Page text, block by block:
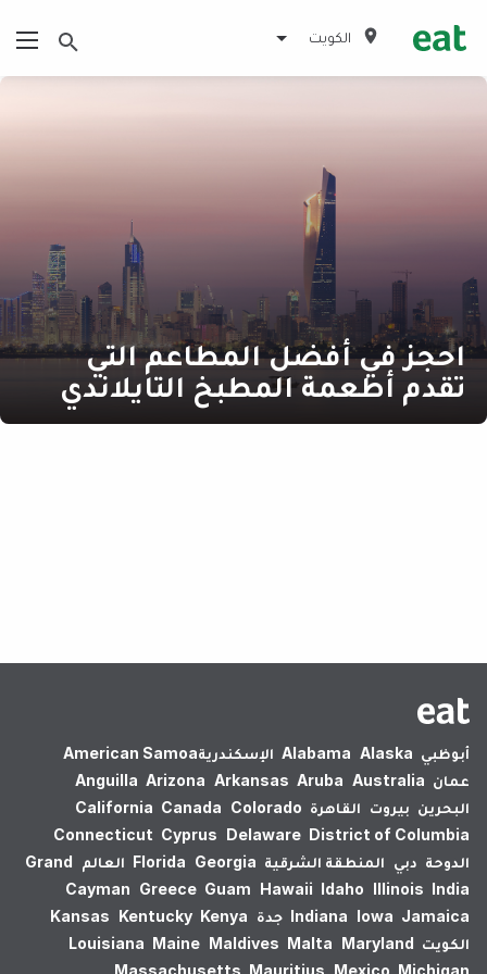
الكويت
احجز في أفضل المطاعم التي
تقدم أطعمة المطبخ التايلاندي
أبوظبي Alabama Alaska الإسكندرية‎American Samoa
عمان
Anguilla Arizona Arkansas Aruba Australia
البحرين بيروت القاهرة California Canada Colorado
Connecticut Cyprus Delaware District of Columbia
الدوحة دبي المنطقة الشرقية Florida Georgia العالم
Grand
Cayman Greece Guam Hawaii Idaho Illinois India
Indiana Iowa Jamaica جدة Kansas Kentucky Kenya
الكويت
Louisiana Maine Maldives Malta Maryland